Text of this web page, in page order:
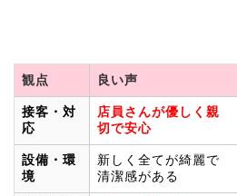
観点 良い声
接客・対
応
店員さんが優しく親
切で安心
設備・環
境
新しく全てが綺麗で
清潔感がある